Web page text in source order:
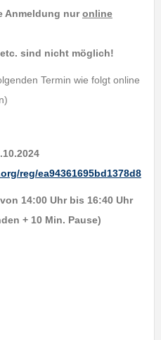
Anmeldung nuronline
sind nicht möglich!
Termin wie folgt online
reg/ea94361695bd1378d8
14:00 Uhr bis 16:40 Uhr
+ 10 Min. Pause)